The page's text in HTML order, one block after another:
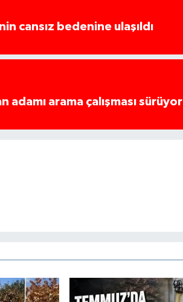
cansız bedenine ulaşıldı
adamı arama çalışması sürüyor